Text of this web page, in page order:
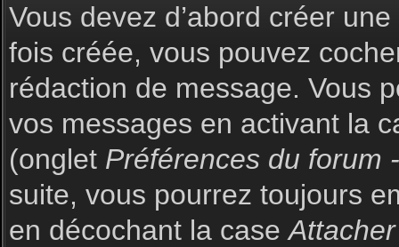
Vous devez d’abord créer
fois créée, vous pouvez
rédaction de message. Vous
vos messages en activant la
(onglet Préférences du forum
suite, vous pourrez toujours
en décochant la case